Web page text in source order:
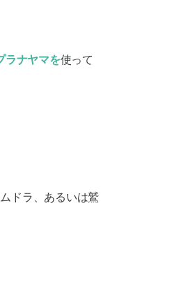
ラナヤマを使って
ドラ 、あるいは鷲